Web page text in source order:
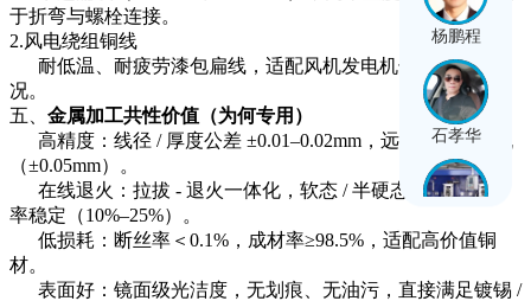
于折弯与螺栓连接。
2.风电绕组铜线
耐低温、耐疲劳漆包扁线，适配风机发电机长期振动工
况。
五、 金属加工共性价值（为何专用）
高精度：线径 / 厚度公差 ±0.01–0.02mm，远超普通拉丝机
（±0.05mm）。
在线退火：拉拔 - 退火一体化，软态 / 半硬态可调，延伸
率稳定（10%–25%）。
低损耗：断丝率＜0.1%，成材率≥98.5%，适配高价值铜
材。
表面好 ：镜面级光洁度，无划痕、无油污，直接满足镀锡 /
杨鹏程
石孝华
穆彭睿